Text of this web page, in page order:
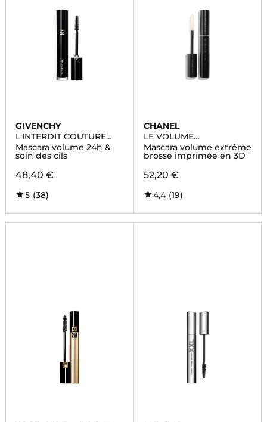
GIVENCHY
L'INTERDIT COUTURE
VOLUME
Mascara volume 24h &
soin des cils
48,40 €
5 (38)
CHANEL
LE VOLUME
RÉVOLUTION DE
CHANEL
Mascara volume extrême
brosse imprimée en 3D
52,20 €
4,4 (19)